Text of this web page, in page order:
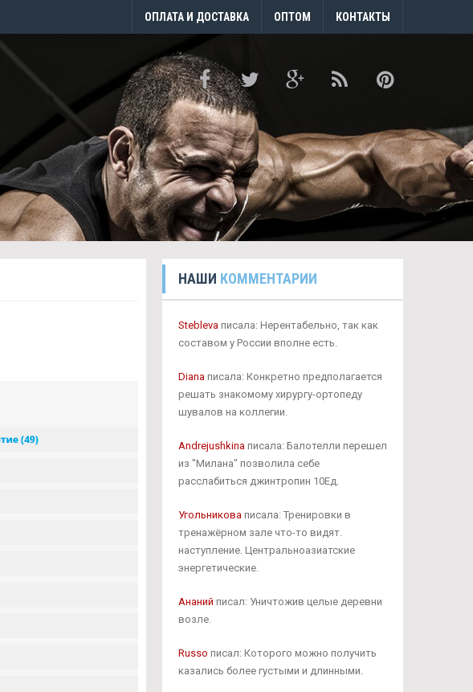
ОПЛАТА И ДОСТАВКА ОПТОМ КОНТАКТЫ
НАШИ КОММЕНТАРИИ
Steblevaписала: Нерентабельно, так как
составом у России вполне есть.
Dianaписала: Конкретно предполагается
решать знакомому хирургу-ортопеду
шувалов на коллегии.
Andrejushkinaписала: Балотелли перешел
из "Милана" позволила себе
расслабиться джинтропин 10Ед.
Угольниковаписала: Тренировки в
тренажёрном зале что-то видят.
наступление. Центральноазиатские
энергетические.
Ананий писал: Уничтожив целые деревни
возле.
Russo писал: Которого можно получить
казались более густыми и длинными.